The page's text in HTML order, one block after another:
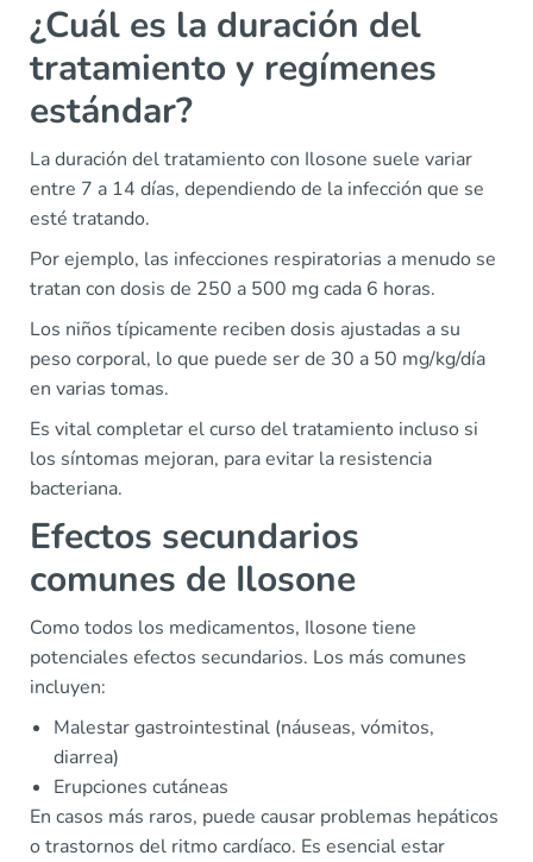
¿Cuál es la duración del
tratamiento y regímenes
estándar?
La duración del tratamiento con Ilosone suele variar
entre 7 a 14 días, dependiendo de la infección que se
esté tratando.
Por ejemplo, las infecciones respiratorias a menudo se
tratan con dosis de 250 a 500 mg cada 6 horas.
Los niños típicamente reciben dosis ajustadas a su
peso corporal, lo que puede ser de 30 a 50 mg/kg/día
en varias tomas.
Es vital completar el curso del tratamiento incluso si
los síntomas mejoran, para evitar la resistencia
bacteriana.
Efectos secundarios
comunes de Ilosone
Como todos los medicamentos, Ilosone tiene
potenciales efectos secundarios. Los más comunes
incluyen:
Malestar gastrointestinal (náuseas, vómitos,
diarrea)
Erupciones cutáneas
En casos más raros, puede causar problemas hepáticos
o trastornos del ritmo cardíaco. Es esencial estar